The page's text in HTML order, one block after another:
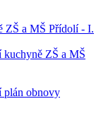
ZŠ a MŠ Přídolí - I.
ZŠ a MŠ
plán obnovy